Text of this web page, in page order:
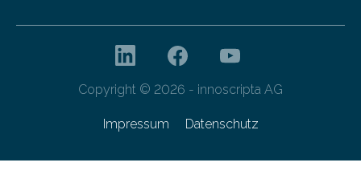
Copyright © 2026 - innoscripta AG
Impressum Datenschutz